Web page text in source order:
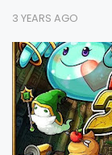
3 YEARS AGO